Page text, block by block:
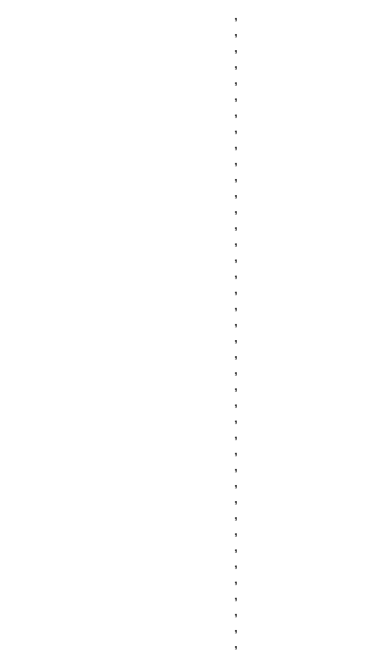
,
,
,
,
,
,
,
,
,
,
,
,
,
,
,
,
,
,
,
,
,
,
,
,
,
,
,
,
,
,
,
,
,
,
,
,
,
,
,
,